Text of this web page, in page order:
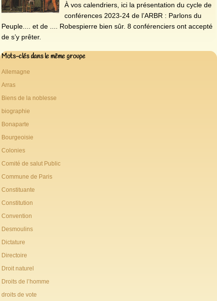
À vos calendriers, ici la présentation du cycle de
conférences 2023-24 de l’ARBR : Parlons du
Peuple.... et de .... Robespierre bien sûr. 8 conférenciers ont accepté
de s’y prêter.
Mots-clés dans le même groupe
Allemagne
Arras
Biens de la noblesse
biographie
Bonaparte
Bourgeoisie
Colonies
Comité de salut Public
Commune de Paris
Constituante
Constitution
Convention
Desmoulins
Dictature
Directoire
Droit naturel
Droits de l’homme
droits de vote